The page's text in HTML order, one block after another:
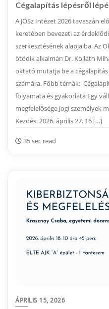
Cégalapítás lépésről
A JÖSz Intézet 2026 tavaszán
keretében bevezeti az
szerkesztésének alapjaiba. Az
ötödik alkalmán Dr. Kolláth
oktató mutatja be a
számára. Főbb témák:
folyamata és gyakorlata Egy
megfelelősége Jogi személyek
Kezdés: 2026. április 27. 16 […]
35 sec read
ÁPRILIS 15, 2026